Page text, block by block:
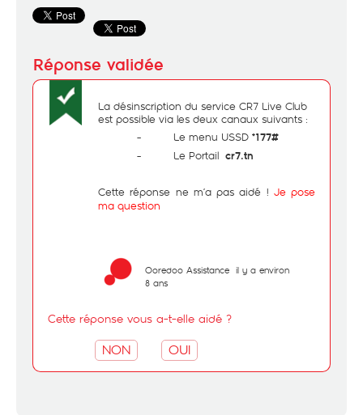
La désinscription du service CR7 Live Club
est possible via les deux canaux suivants :
- Le menu USSD *177#
- Le Portail cr7.tn
Cette réponse ne m’a pas aidé ! Je pose
ma question
Ooredoo Assistance il y a environ
8 ans
Cette réponse vous a-t-elle aidé ?
NON OUI